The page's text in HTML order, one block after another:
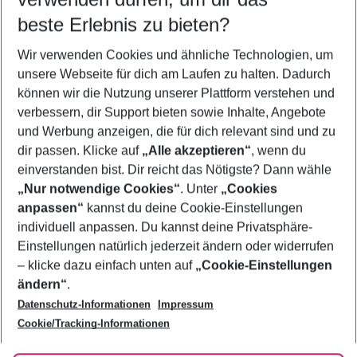
5-8 Nächte
2 Erwachsene Keine Kinder
Mehr Filter anzeigen
Footer
Footer navigation
Über uns
AGB
Bestpreisgarantie
Cookie-Einstellungen ändern
Cookie-Richtlinie
Agenturbetreuung
Barrierefreies Reisen
Folge uns
beste Erlebnis zu bieten?
Wir verwenden Cookies und ähnliche Technologien, um
unsere Webseite für dich am Laufen zu halten. Dadurch
können wir die Nutzung unserer Plattform verstehen und
verbessern, dir Support bieten sowie Inhalte, Angebote
und Werbung anzeigen, die für dich relevant sind und zu
dir passen. Klicke auf „Alle akzeptieren“, wenn du
einverstanden bist. Dir reicht das Nötigste? Dann wähle
„Nur notwendige Cookies“. Unter „Cookies
anpassen“ kannst du deine Cookie-Einstellungen
individuell anpassen. Du kannst deine Privatsphäre-
Einstellungen natürlich jederzeit ändern oder widerrufen
– klicke dazu einfach unten auf „Cookie-Einstellungen
ändern“.
Datenschutz-Informationen
Impressum
Cookie/Tracking-Informationen